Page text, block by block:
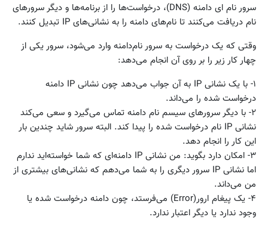
سرور نام‌ ‌ای دامنه (DNS)، درخواست‌ها را از برنامه‌ها و دیگر سرورهای
نام‌ دریافت می‌کنند تا نام‌های دامنه را به نشانی‌های IP تبدیل کنند.
وقتی که یک درخواست به سرور نام‌دامنه وارد می‌شود، سرور یکی از
چهار کار زیر را بر روی آن انجام می‌دهد:
۱- با یک نشانی IP به آن جواب می‌دهد چون نشانی IP دامنه
درخواست شده را می‌داند.
۲- با دیگر سرورهای سیسم نام‌ دامنه تماس می‌گیرد و سعی می‌کند
نشانی IP نام درخواست شده را پیدا کند. البته سرور شاید چندین بار
این کار را انجام دهد.
۳- امکان دارد بگوید: من نشانی IP دامنه‌ای که شما خواسته‌اید ندارم
اما نشانی IP سرور دیگری را به شما می‌دهم که نشانی‌های بیشتری از
من می‌داند.
۴- یک پیغام ارور(Error) می‌فرستد، چون دامنه درخواست شده یا
وجود ندارد یا دیگر اعتبار ندارد.